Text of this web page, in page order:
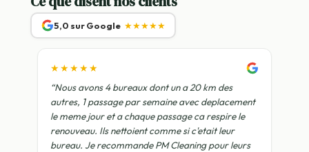
5,0 sur Google ★★★★★
★★★★★
“Nous avons 4 bureaux dont un a 20 km des
autres, 1 passage par semaine avec deplacement
le meme jour et a chaque passage ca respire le
renouveau. Ils nettoient comme si c'etait leur
bureau. Je recommande PM Cleaning pour leurs